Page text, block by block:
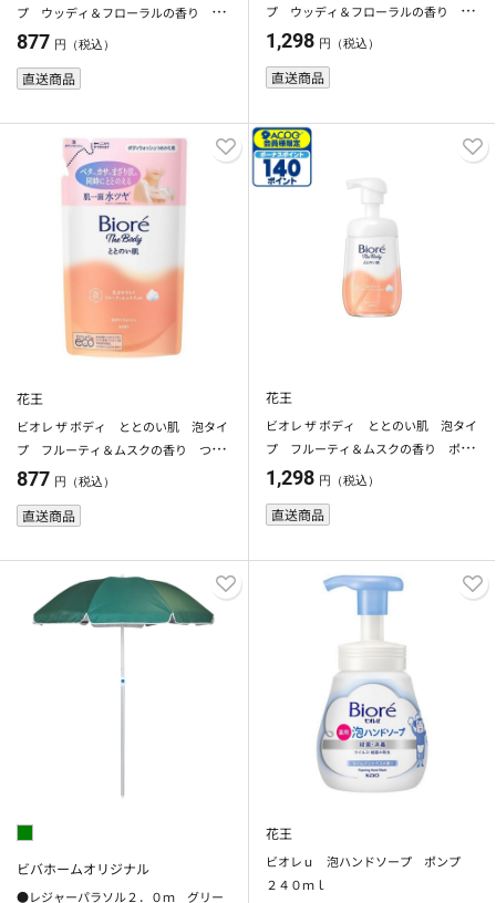
プ ウッディ＆フローラルの香り つ
めかえ用 ４４０ｍｌ
877 円（税込）
直送商品
プ ウッディ＆フローラルの香り ポ
ンプ
1,298 円（税込）
直送商品
花王
ビオレ ザ ボディ ととのい肌 泡タイ
プ フルーティ＆ムスクの香り つめ
かえ用 ４４０ｍｌ
877 円（税込）
直送商品
花王
ビオレ ザ ボディ ととのい肌 泡タイ
プ フルーティ＆ムスクの香り ポン
プ
1,298 円（税込）
直送商品
ビバホームオリジナル
●レジャーパラソル２．０ｍ グリー
花王
ビオレｕ 泡ハンドソープ ポンプ
２４０ｍｌ